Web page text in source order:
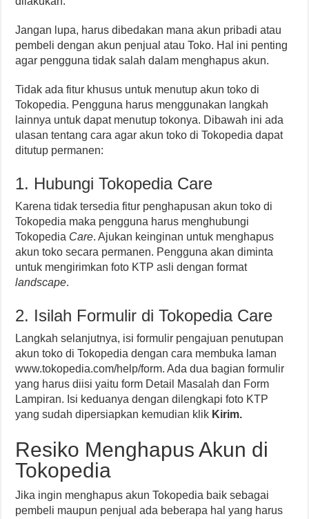
Jangan lupa, harus dibedakan mana akun pribadi atau
pembeli dengan akun penjual atau Toko. Hal ini penting
agar pengguna tidak salah dalam menghapus akun.
Tidak ada fitur khusus untuk menutup akun toko di
Tokopedia. Pengguna harus menggunakan langkah
lainnya untuk dapat menutup tokonya. Dibawah ini ada
ulasan tentang cara agar akun toko di Tokopedia dapat
ditutup permanen:
1. Hubungi Tokopedia Care
Karena tidak tersedia fitur penghapusan akun toko di
Tokopedia maka pengguna harus menghubungi
Tokopedia Care. Ajukan keinginan untuk menghapus
akun toko secara permanen. Pengguna akan diminta
untuk mengirimkan foto KTP asli dengan format
landscape.
2. Isilah Formulir di Tokopedia Care
Langkah selanjutnya, isi formulir pengajuan penutupan
akun toko di Tokopedia dengan cara membuka laman
www.tokopedia.com/help/form. Ada dua bagian formulir
yang harus diisi yaitu form Detail Masalah dan Form
Lampiran. Isi keduanya dengan dilengkapi foto KTP
yang sudah dipersiapkan kemudian klik Kirim.
Resiko Menghapus Akun di
Tokopedia
Jika ingin menghapus akun Tokopedia baik sebagai
pembeli maupun penjual ada beberapa hal yang harus